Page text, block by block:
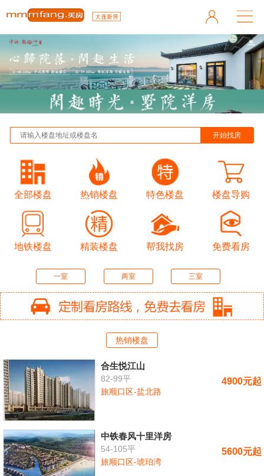
全部楼盘 热销楼盘 特色楼盘 楼盘导购
地铁楼盘 精装楼盘 帮我找房 免费看房
一室 两室 三室
热销楼盘
合生悦江山
82-99平
旅顺口区-盐北路
4900元起
中铁春风十里洋房
54-105平
旅顺口区-琥珀湾
5600元起